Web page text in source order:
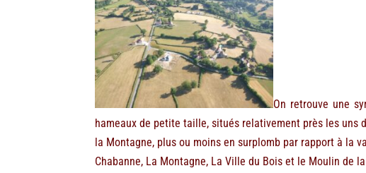
On retrouve une
hameaux de petite taille, situés relativement près les uns
la Montagne, plus ou moins en surplomb par rapport à la
Chabanne, La Montagne, La Ville du Bois et le Moulin de